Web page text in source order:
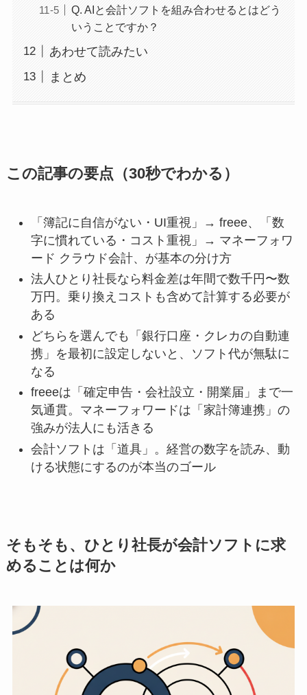
Q. AIと会計ソフトを組み合わせるとはどう
いうことですか？
あわせて読みたい
まとめ
この記事の要点（30秒でわかる）
「簿記に自信がない・UI重視」→ freee、「数
字に慣れている・コスト重視」→ マネーフォワ
ード クラウド会計、が基本の分け方
法人ひとり社長なら料金差は年間で数千円〜数
万円。乗り換えコストも含めて計算する必要が
ある
どちらを選んでも「銀行口座・クレカの自動連
携」を最初に設定しないと、ソフト代が無駄に
なる
freeeは「確定申告・会社設立・開業届」まで一
気通貫。マネーフォワードは「家計簿連携」の
強みが法人にも活きる
会計ソフトは「道具」。経営の数字を読み、動
ける状態にするのが本当のゴール
そもそも、ひとり社長が会計ソフトに求
めることは何か